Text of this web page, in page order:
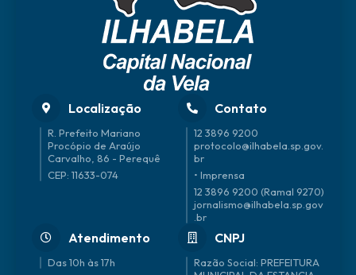
Localização
R. Prefeito Mariano
Procópio de Araújo
Carvalho, 86 - Perequê
CEP: 11633-074
Contato
12 3896 9200
protocolo@ilhabela.sp.gov.
br
• Imprensa
12 3896 9200 (Ramal 9270)
jornalismo@ilhabela.sp.gov
.br
Atendimento
Das 10h às 17h
CNPJ